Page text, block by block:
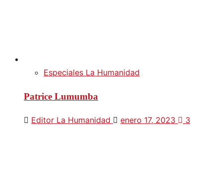
Especiales La Humanidad
Patrice Lumumba
Editor La Humanidad enero 17, 2023 3